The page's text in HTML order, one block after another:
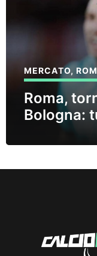
MERCATO,
Roma,
Bologna: